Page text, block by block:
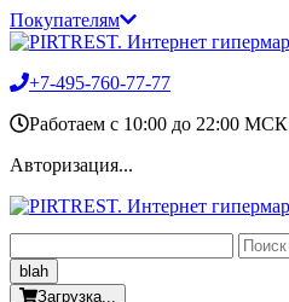
Покупателям
+7-495-760-77-77
Работаем c 10:00 до 22:00 МСК
Авторизация...
blah
Загрузка...